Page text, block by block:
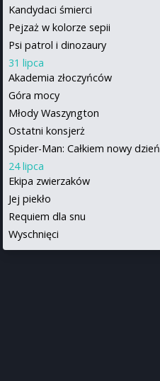
Kandydaci śmierci
Pejzaż w kolorze sepii
Psi patrol i dinozaury
31 lipca
Akademia złoczyńców
Góra mocy
Młody Waszyngton
Ostatni konsjerż
Spider-Man: Całkiem nowy dzień
24 lipca
Ekipa zwierzaków
Jej piekło
Requiem dla snu
Wyschnięci